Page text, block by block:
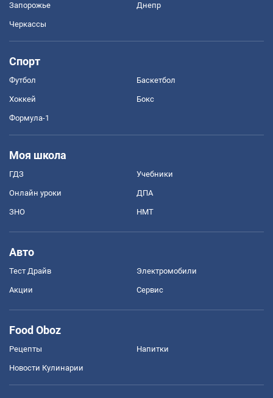
Запорожье Днепр
Черкассы
Спорт
Футбол Баскетбол
Хоккей Бокс
Формула-1
Моя школа
ГДЗ Учебники
Онлайн уроки ДПА
ЗНО НМТ
Авто
Тест Драйв Электромобили
Акции Сервис
Food Oboz
Рецепты Напитки
Новости Кулинарии